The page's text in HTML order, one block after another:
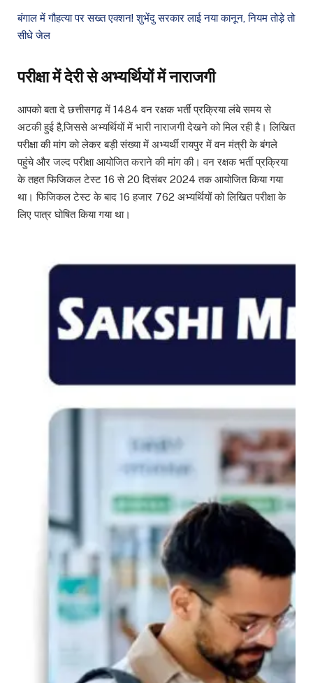
बंगाल में गौहत्या पर सख्त एक्शन! शुभेंदु सरकार लाई नया कानून, नियम तोड़े तो
सीधे जेल
परीक्षा में देरी से अभ्यर्थियों में नाराजगी
आपको बता दे छत्तीसगढ़ में 1484 वन रक्षक भर्ती प्रक्रिया लंबे समय से
अटकी हुई है,जिससे अभ्यर्थियों में भारी नाराजगी देखने को मिल रही है। लिखित
परीक्षा की मांग को लेकर बड़ी संख्या में अभ्यर्थी रायपुर में वन मंत्री के बंगले
पहुंचे और जल्द परीक्षा आयोजित कराने की मांग की। वन रक्षक भर्ती प्रक्रिया
के तहत फिजिकल टेस्ट 16 से 20 दिसंबर 2024 तक आयोजित किया गया
था। फिजिकल टेस्ट के बाद 16 हजार 762 अभ्यर्थियों को लिखित परीक्षा के
लिए पात्र घोषित किया गया था।